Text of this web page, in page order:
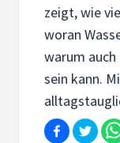
zeigt, wie
woran
warum
sein kann.